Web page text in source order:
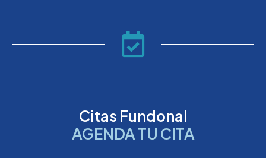
Citas Fundonal
AGENDA TU CITA